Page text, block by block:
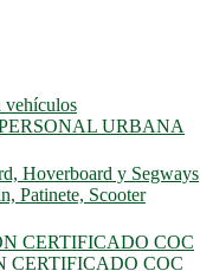
vehículos
URBANA
Hoverboard y Segways
Patinete, Scooter
CERTIFICADO COC
CERTIFICADO COC